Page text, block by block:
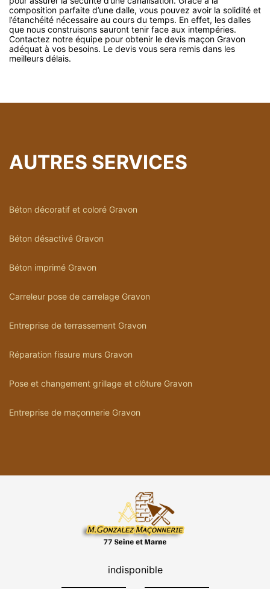
composition parfaite d’une dalle, vous pouvez avoir la solidité et
l’étanchéité nécessaire au cours du temps. En effet, les dalles
que nous construisons sauront tenir face aux intempéries.
Contactez notre équipe pour obtenir le devis maçon Gravon
adéquat à vos besoins. Le devis vous sera remis dans les
meilleurs délais.
AUTRES SERVICES
Béton décoratif et coloré Gravon
Béton désactivé Gravon
Béton imprimé Gravon
Carreleur pose de carrelage Gravon
Entreprise de terrassement Gravon
Réparation fissure murs Gravon
Pose et changement grillage et clôture Gravon
Entreprise de maçonnerie Gravon
indisponible